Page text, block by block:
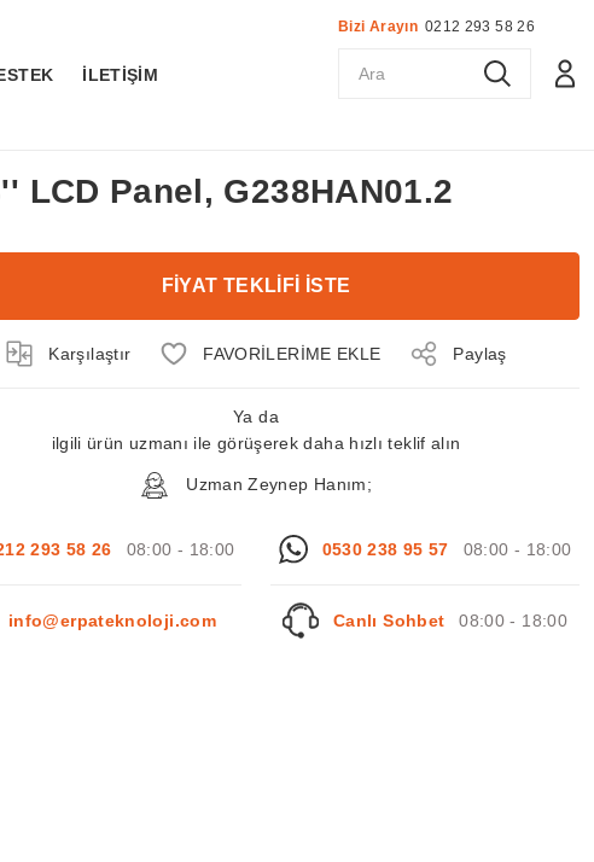
İLETİŞİM
Bizi Arayın 0212 293 58 26
LCD Panel, G238HAN01.2
FİYAT TEKLİFİ İSTE
Karşılaştır Paylaş
Ya da
ilgili ürün uzmanı ile görüşerek daha hızlı teklif alın
Uzman Zeynep Hanım;
293 58 26 08:00 - 18:00 0530 238 95 57 08:00 - 18:00
info@erpateknoloji.com Canlı Sohbet 08:00 - 18:00